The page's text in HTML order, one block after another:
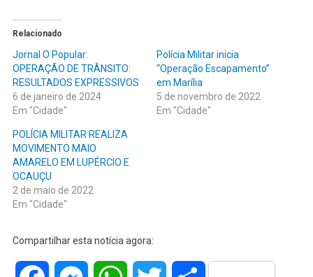
Relacionado
Jornal O Popular:
OPERAÇÃO DE TRÂNSITO:
RESULTADOS EXPRESSIVOS
6 de janeiro de 2024
Em "Cidade"
Polícia Militar inicia
“Operação Escapamento”
em Marília
5 de novembro de 2022
Em "Cidade"
POLÍCIA MILITAR REALIZA
MOVIMENTO MAIO
AMARELO EM LUPÉRCIO E
OCAUÇU
2 de maio de 2022
Em "Cidade"
Compartilhar esta notícia agora: